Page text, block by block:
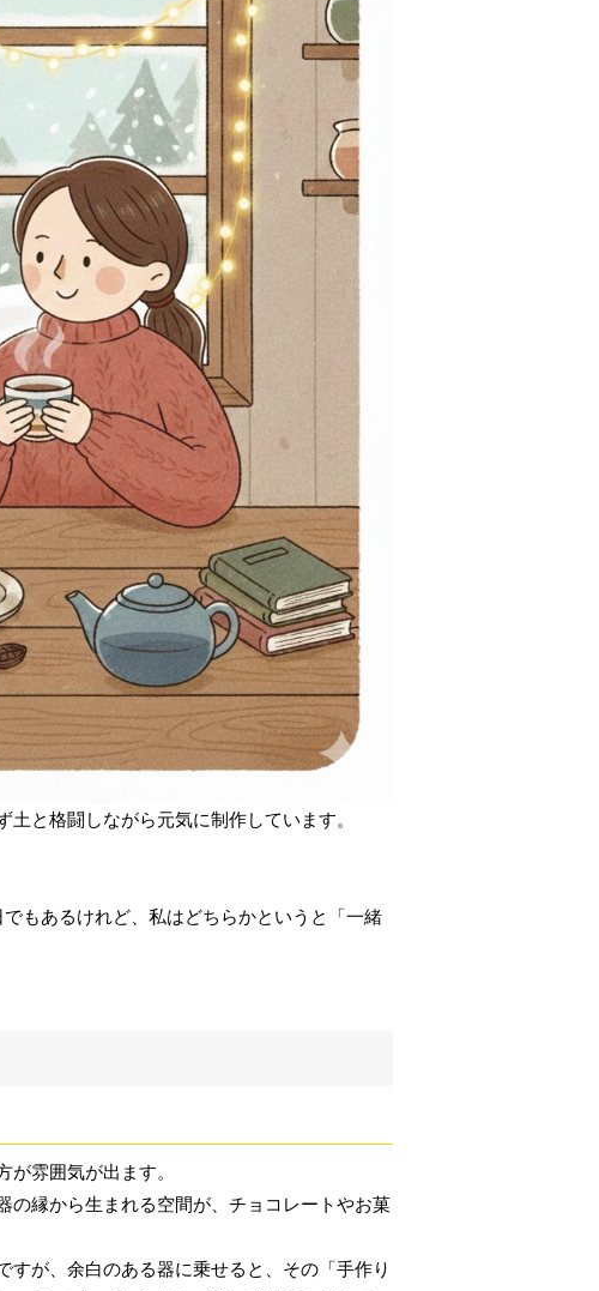
と格闘しながら元気に制作しています。
もあるけれど、私はどちらかというと「一緒
雰囲気が出ます。
の縁から生まれる空間が、チョコレートやお菓
が、余白のある器に乗せると、その「手作り